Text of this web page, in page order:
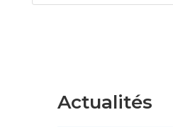
Actualités